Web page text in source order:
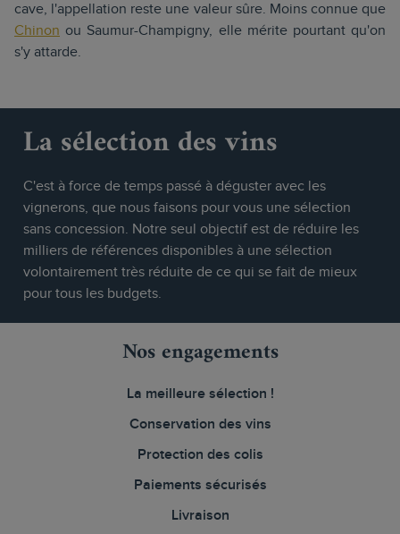
cave, l'appellation reste une valeur sûre. Moins connue que
Chinon ou Saumur-Champigny, elle mérite pourtant qu'on
s'y attarde.
La sélection des vins
C'est à force de temps passé à déguster avec les
vignerons, que nous faisons pour vous une sélection
sans concession. Notre seul objectif est de réduire les
milliers de références disponibles à une sélection
volontairement très réduite de ce qui se fait de mieux
pour tous les budgets.
Nos engagements
La meilleure sélection !
Conservation des vins
Protection des colis
Paiements sécurisés
Livraison